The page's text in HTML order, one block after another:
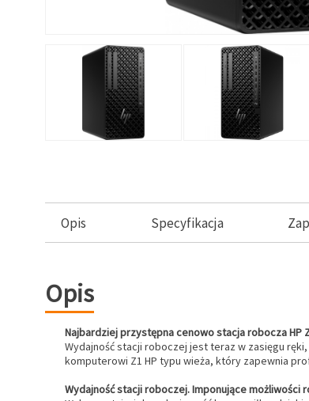
Opis Specyfikacja
Opis
Najbardziej przystępna cenowo stacja robocza HP
Wydajność stacji roboczej jest teraz w zasięgu
komputerowi Z1 HP typu wieża, który zapewnia
Wydajność stacji roboczej. Imponujące możliwości